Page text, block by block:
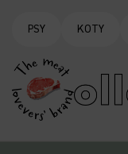
PSY KOTY